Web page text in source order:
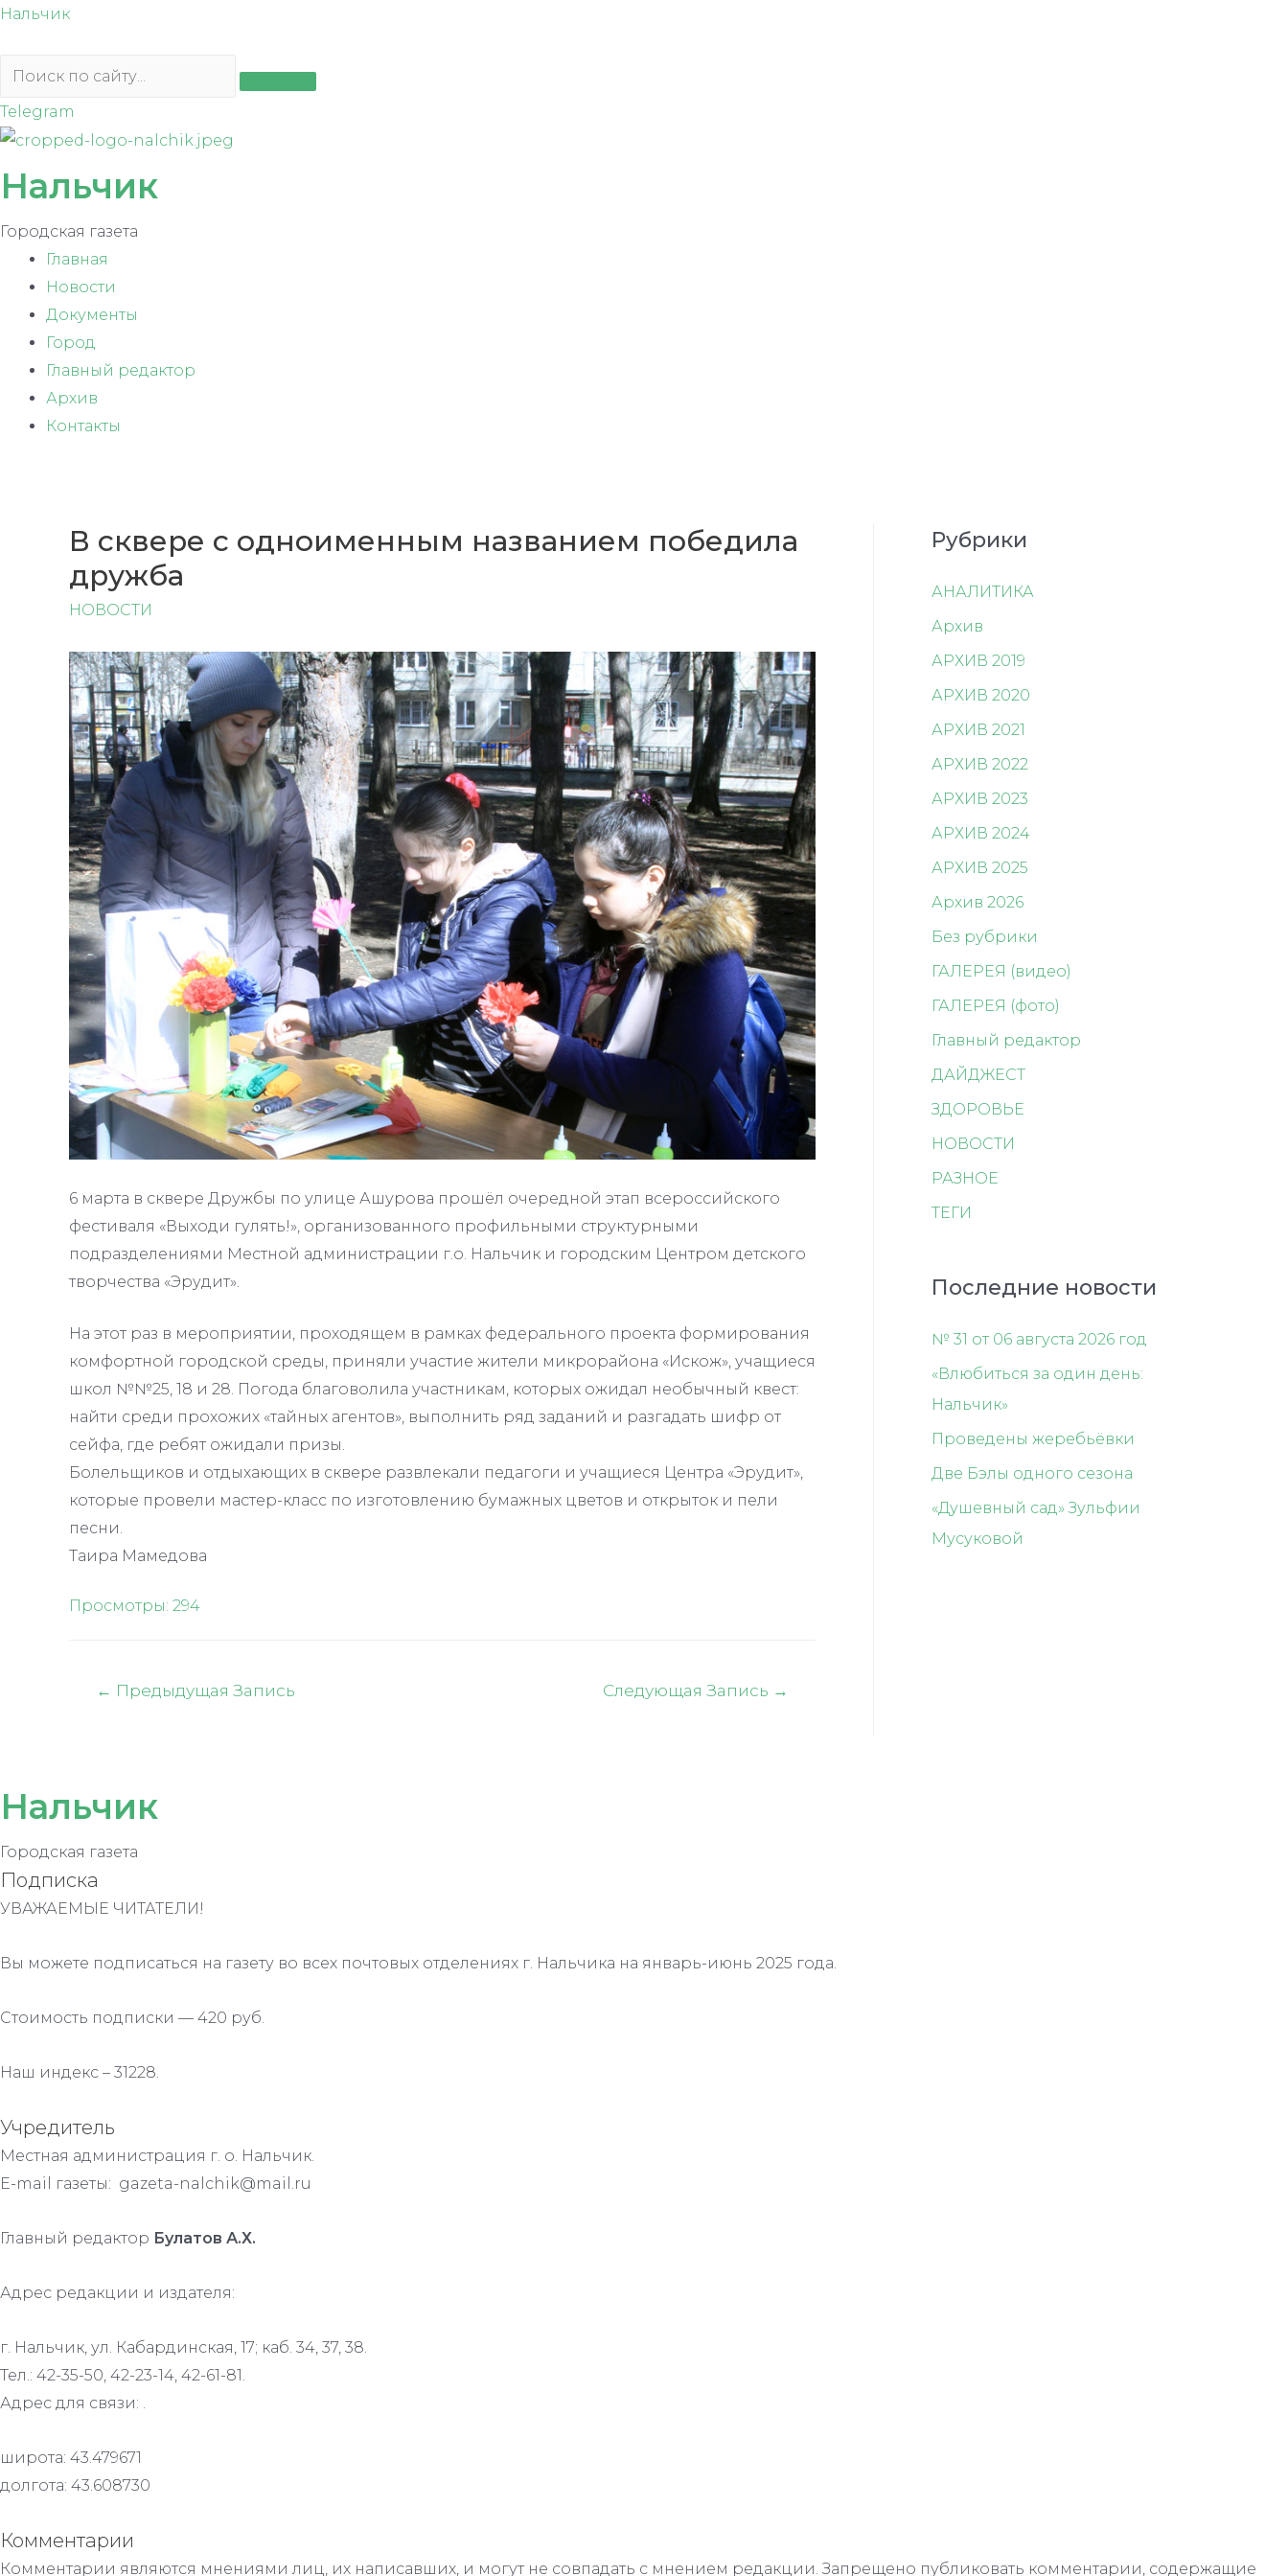
Перейти
содержимому
Нальчик
Telegram
Нальчик
Городская газета
Главная
Новости
Документы
Город
Главный редактор
Архив
Контакты
В сквере с одноименным названием победила
дружба
НОВОСТИ
6 марта в сквере Дружбы по улице Ашурова прошёл очередной этап всероссийского
фестиваля «Выходи гулять!», организованного профильными структурными
подразделениями Местной администрации г.о. Нальчик и городским Центром детского
творчества «Эрудит».
На этот раз в мероприятии, проходящем в рамках федерального проекта формирования
комфортной городской среды, приняли участие жители микрорайона «Искож», учащиеся
школ №№25, 18 и 28. Погода благоволила участникам, которых ожидал необычный квест:
найти среди прохожих «тайных агентов», выполнить ряд заданий и разгадать шифр от
сейфа, где ребят ожидали призы.
Болельщиков и отдыхающих в сквере развлекали педагоги и учащиеся Центра «Эрудит»,
которые провели мастер-класс по изготовлению бумажных цветов и открыток и пели
песни.
Таира Мамедова
Просмотры: 294
Навигация
← Предыдущая Запись Следующая Запись →
Рубрики
АНАЛИТИКА
Архив
АРХИВ 2019
АРХИВ 2020
АРХИВ 2021
АРХИВ 2022
АРХИВ 2023
АРХИВ 2024
АРХИВ 2025
Архив 2026
Без рубрики
ГАЛЕРЕЯ (видео)
ГАЛЕРЕЯ (фото)
Главный редактор
ДАЙДЖЕСТ
ЗДОРОВЬЕ
НОВОСТИ
РАЗНОЕ
ТЕГИ
Последние новости
№ 31 от 06 августа 2026 год
«Влюбиться за один день:
Нальчик»
Проведены жеребьёвки
Две Бэлы одного сезона
«Душевный сад» Зульфии
Мусуковой
Нальчик
Городская газета
Подписка
УВАЖАЕМЫЕ ЧИТАТЕЛИ!
Вы можете подписаться на газету во всех почтовых отделениях г. Нальчика на январь-июнь 2025 года.
Стоимость подписки — 420 руб.
Наш индекс – 31228.
Учредитель
Местная администрация г. о. Нальчик.
E-mail газеты: gazeta-nalchik@mail.ru
Главный редактор Булатов А.Х.
Адрес редакции и издателя:
г. Нальчик, ул. Кабардинская, 17; каб. 34, 37, 38.
Тел.: 42-35-50, 42-23-14, 42-61-81.
Адрес для связи: .
широта: 43.479671
долгота: 43.608730
Комментарии
Комментарии являются мнениями лиц, их написавших, и могут не совпадать с мнением редакции. Запрещено публиковать комментарии, содержащие